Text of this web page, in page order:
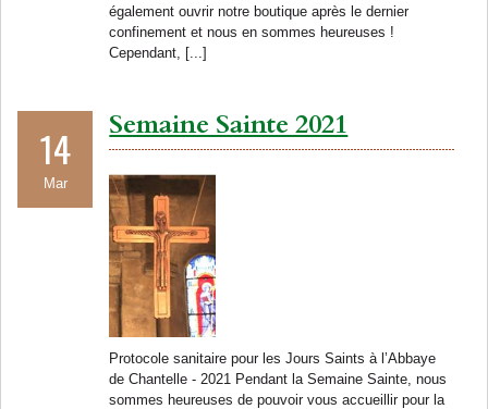
également ouvrir notre boutique après le dernier
confinement et nous en sommes heureuses !
Cependant, [...]
14
Mar
Semaine Sainte 2021
Protocole sanitaire pour les Jours Saints à l’Abbaye
de Chantelle - 2021 Pendant la Semaine Sainte, nous
sommes heureuses de pouvoir vous accueillir pour la